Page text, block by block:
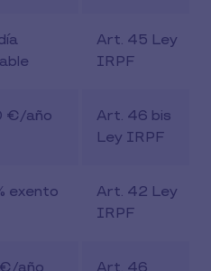
Art. 45 Ley
IRPF
€/año
Art. 46 bis
Ley IRPF
exento
Art. 42 Ley
IRPF